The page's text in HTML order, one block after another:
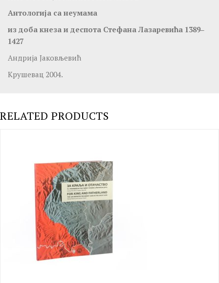
Антологија са неумама
из доба кнеза и деспота Стефана Лазаревића 1389‒
1427
Андрија Јаковљевић
Крушевац 2004.
RELATED PRODUCTS